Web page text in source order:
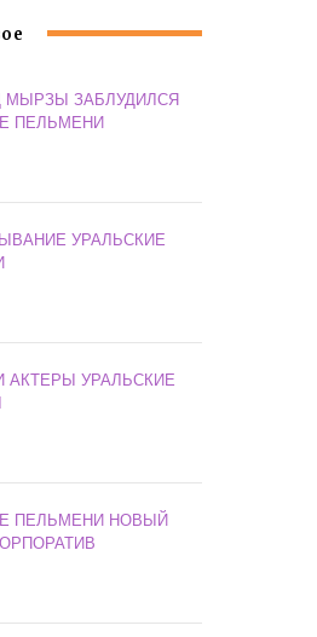
МЫРЗЫ ЗАБЛУДИЛСЯ
ПЕЛЬМЕНИ
УРАЛЬСКИЕ
АКТЕРЫ УРАЛЬСКИЕ
ПЕЛЬМЕНИ НОВЫЙ